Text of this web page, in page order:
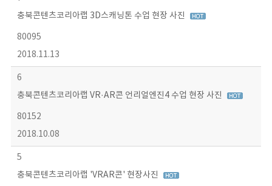
충북콘텐츠코리아랩 3D스캐닝톤 수업 현장 사진
80095
2018.11.13
6
충북콘텐츠코리아랩 VR·AR콘 언리얼엔진4 수업 현장 사진
80152
2018.10.08
5
충북콘텐츠코리아랩 'VRAR콘' 현장사진